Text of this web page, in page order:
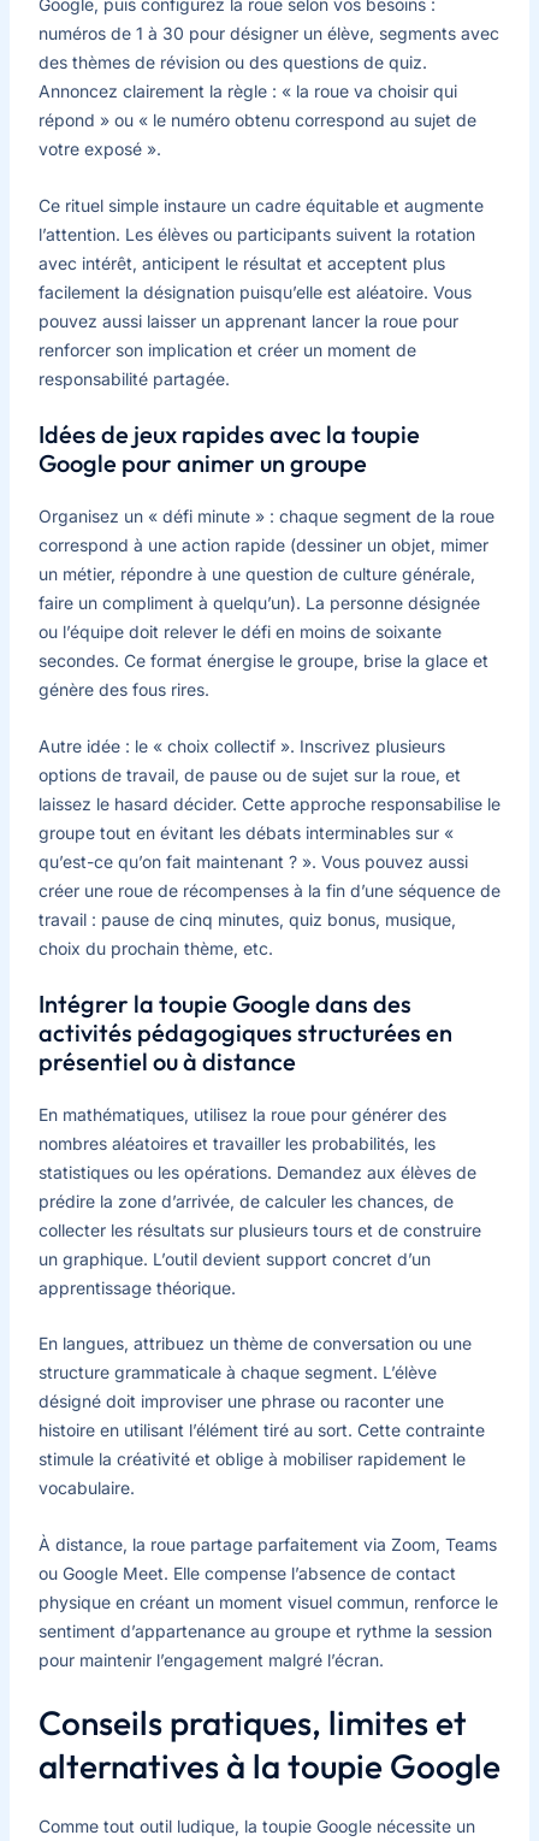
Google, puis configurez la roue selon vos besoins :
numéros de 1 à 30 pour désigner un élève, segments avec
des thèmes de révision ou des questions de quiz.
Annoncez clairement la règle : « la roue va choisir qui
répond » ou « le numéro obtenu correspond au sujet de
votre exposé ».
Ce rituel simple instaure un cadre équitable et augmente
l’attention. Les élèves ou participants suivent la rotation
avec intérêt, anticipent le résultat et acceptent plus
facilement la désignation puisqu’elle est aléatoire. Vous
pouvez aussi laisser un apprenant lancer la roue pour
renforcer son implication et créer un moment de
responsabilité partagée.
Idées de jeux rapides avec la toupie
Google pour animer un groupe
Organisez un « défi minute » : chaque segment de la roue
correspond à une action rapide (dessiner un objet, mimer
un métier, répondre à une question de culture générale,
faire un compliment à quelqu’un). La personne désignée
ou l’équipe doit relever le défi en moins de soixante
secondes. Ce format énergise le groupe, brise la glace et
génère des fous rires.
Autre idée : le « choix collectif ». Inscrivez plusieurs
options de travail, de pause ou de sujet sur la roue, et
laissez le hasard décider. Cette approche responsabilise le
groupe tout en évitant les débats interminables sur «
qu’est-ce qu’on fait maintenant ? ». Vous pouvez aussi
créer une roue de récompenses à la fin d’une séquence de
travail : pause de cinq minutes, quiz bonus, musique,
choix du prochain thème, etc.
Intégrer la toupie Google dans des
activités pédagogiques structurées en
présentiel ou à distance
En mathématiques, utilisez la roue pour générer des
nombres aléatoires et travailler les probabilités, les
statistiques ou les opérations. Demandez aux élèves de
prédire la zone d’arrivée, de calculer les chances, de
collecter les résultats sur plusieurs tours et de construire
un graphique. L’outil devient support concret d’un
apprentissage théorique.
En langues, attribuez un thème de conversation ou une
structure grammaticale à chaque segment. L’élève
désigné doit improviser une phrase ou raconter une
histoire en utilisant l’élément tiré au sort. Cette contrainte
stimule la créativité et oblige à mobiliser rapidement le
vocabulaire.
À distance, la roue partage parfaitement via Zoom, Teams
ou Google Meet. Elle compense l’absence de contact
physique en créant un moment visuel commun, renforce le
sentiment d’appartenance au groupe et rythme la session
pour maintenir l’engagement malgré l’écran.
Conseils pratiques, limites et
alternatives à la toupie Google
Comme tout outil ludique, la toupie Google nécessite un